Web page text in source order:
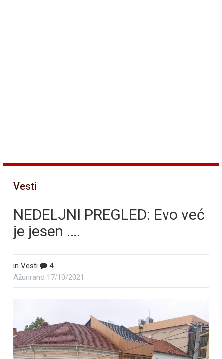
Vesti
NEDELJNI PREGLED: Evo već
je jesen ….
in Vesti
4
Ažurirano 17/10/2021